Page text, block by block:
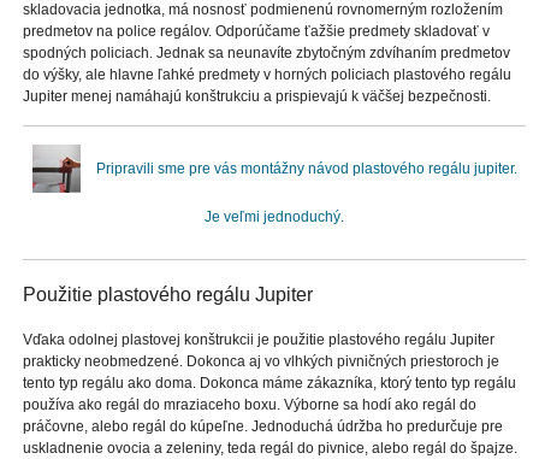
skladovacia jednotka, má nosnosť podmienenú rovnomerným rozložením
predmetov na police regálov. Odporúčame ťažšie predmety skladovať v
spodných policiach. Jednak sa neunavíte zbytočným zdvíhaním predmetov
do výšky, ale hlavne ľahké predmety v horných policiach plastového regálu
Jupiter menej namáhajú konštrukciu a prispievajú k väčšej bezpečnosti.
Pripravili sme pre vás montážny návod plastového regálu jupiter.
Je veľmi jednoduchý.
Použitie plastového regálu Jupiter
Vďaka odolnej plastovej konštrukcii je použitie plastového regálu Jupiter
prakticky neobmedzené. Dokonca aj vo vlhkých pivničných priestoroch je
tento typ regálu ako doma. Dokonca máme zákazníka, ktorý tento typ regálu
používa ako regál do mraziaceho boxu. Výborne sa hodí ako regál do
práčovne, alebo regál do kúpeľne. Jednoduchá údržba ho predurčuje pre
uskladnenie ovocia a zeleniny, teda regál do pivnice, alebo regál do špajze.